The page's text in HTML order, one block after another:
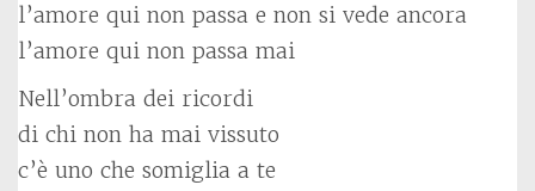
l’amore qui non passa e non si vede ancora
l’amore qui non passa mai
Nell’ombra dei ricordi
di chi non ha mai vissuto
c’è uno che somiglia a te